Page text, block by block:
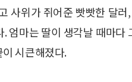
사위가 쥐어준 빳빳한 달
엄마는 딸이 생각날 때마
시큰해졌다.